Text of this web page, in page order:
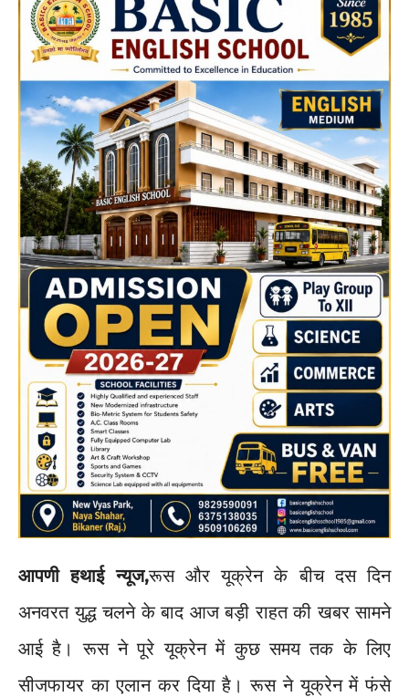
आपणी हथाई न्यूज,रूस और यूक्रेन के बीच दस दिन
अनवरत युद्ध चलने के बाद आज बड़ी राहत की खबर सामने
आई है। रूस ने पूरे यूक्रेन में कुछ समय तक के लिए
सीजफायर का एलान कर दिया है। रूस ने यूक्रेन में फंसे